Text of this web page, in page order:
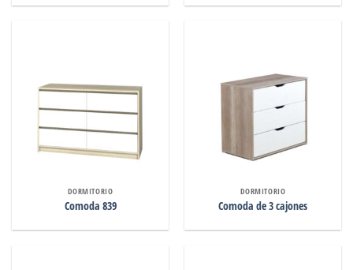
DORMITORIO
Comoda 839
DORMITORIO
Comoda de 3 cajones